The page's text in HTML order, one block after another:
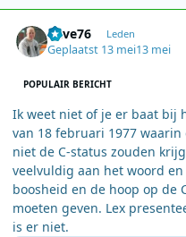
dave76 Leden
Geplaatst 13 mei13 mei
POPULAIR BERICHT
Ik weet niet of je er baat bij
van 18 februari 1977
niet de C-status zouden
veelvuldig aan het woord
boosheid en de hoop op de
moeten geven. Lex
is er niet.